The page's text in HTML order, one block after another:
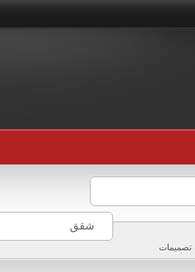
شقق
تصميمات